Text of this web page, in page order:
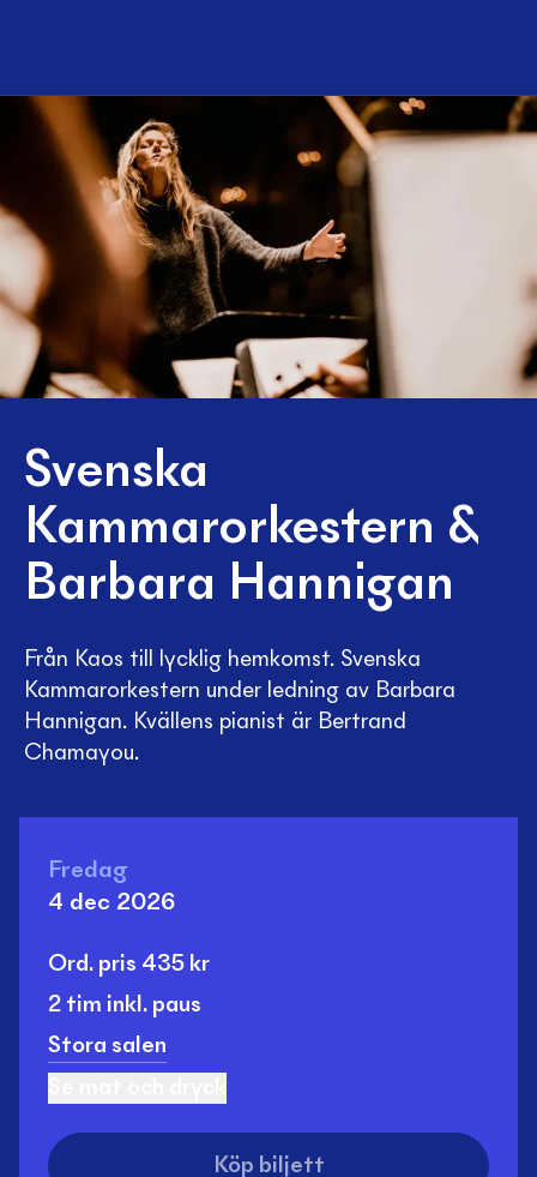
Svenska
Kammarorkestern &
Barbara Hannigan
Från Kaos till lycklig hemkomst. Svenska
Kammarorkestern under ledning av Barbara
Hannigan. Kvällens pianist är Bertrand
Chamayou.
Fredag
4 dec 2026
Ord. pris 435 kr
2 tim inkl. paus
Stora salen
Köp biljett